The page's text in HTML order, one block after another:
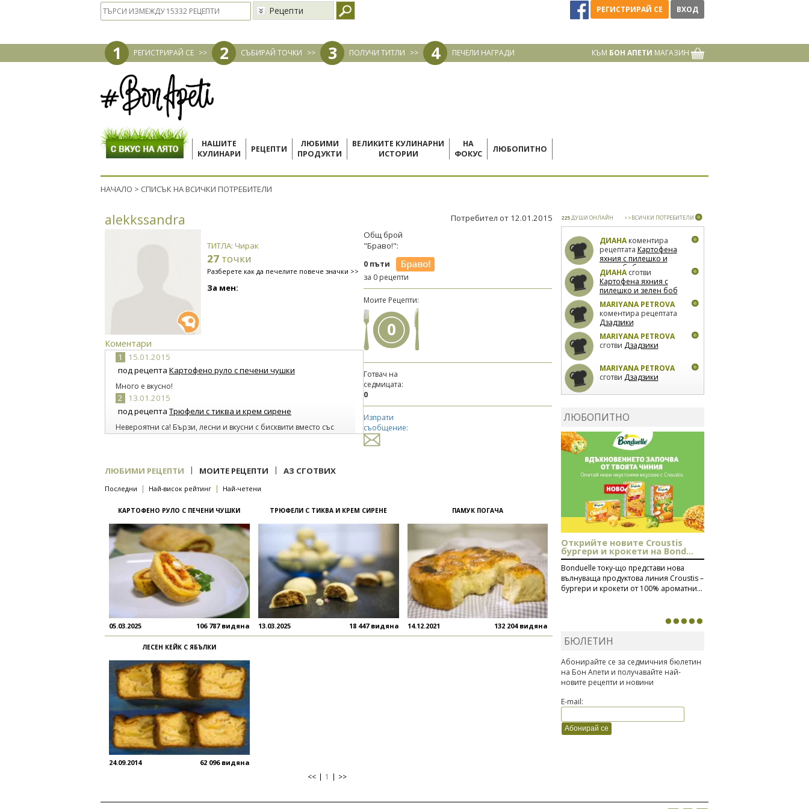
Рецепти РЕГИСТРИРАЙ СЕ ВХОД
1 РЕГИСТРИРАЙ СЕ >> 2 СЪБИРАЙ ТОЧКИ >> 3 ПОЛУЧИ ТИТЛИ >> 4 ПЕЧЕЛИ НАГРАДИ КЪМ БОН АПЕТИ МАГАЗИН
НАШИТЕ
КУЛИНАРИ
РЕЦЕПТИ
ЛЮБИМИ
ПРОДУКТИ
ВЕЛИКИТЕ КУЛИНАРНИ
ИСТОРИИ
НА
ФОКУС
ЛЮБОПИТНО
НАЧАЛО > СПИСЪК НА ВСИЧКИ ПОТРЕБИТЕЛИ
alekkssandra Потребител от 12.01.2015
ТИТЛА: Чирак
27 точки
Разберете как да печелите повече значки >>
За мен:
Коментари
1
15.01.2015
под рецепта Картофено руло с печени чушки
Много е вкусно!
2
13.01.2015
под рецептаТрюфели с тиква и крем сирене
Невероятни са! Бързи, лесни и вкусни с бисквити вместо със
сладки.
Прекрасен е!
Общ брой
"Браво!":
0 пъти
за 0 рецепти
Моите Рецепти:
0
Готвач на
седмицата:
0
Изпрати
съобщение:
ЛЮБИМИ РЕЦЕПТИ | МОИТЕ РЕЦЕПТИ | АЗ СГОТВИХ
Последни | Най-висок рейтинг | Най-четени
КАРТОФЕНО РУЛО С ПЕЧЕНИ ЧУШКИ
05.03.2025 106 787 видяна
ТРЮФЕЛИ С ТИКВА И КРЕМ СИРЕНЕ
13.03.2025 18 447 видяна
ПАМУК ПОГАЧА
14.12.2021 132 204 видяна
ЛЕСЕН КЕЙК С ЯБЪЛКИ
24.09.2014 62 096 видяна
<< 1 >>
225ДУШИ ОНЛАЙН >>ВСИЧКИ ПОТРЕБИТЕЛИ
ДИАНАкоментира
рецептата Картофена
яхния с пилешко и
зелен боб
ДИАНАсготви
Картофена яхния с
пилешко и зелен боб
MARIYANA PETROVA
коментира рецептата
Дзадзики
MARIYANA PETROVA
сготви Дзадзики
MARIYANA PETROVA
сготви Дзадзики
фурна
КАРДАШЕВ
коментира
рецептатаСвински
ребра с печени
картофи
ЛЮБОПИТНО
Открийте новите Croustis
бургери и крокети на Bond...
Bonduelle току-що представи нова
вълнуваща продуктова линия Croustis –
бургери и крокети от 100% ароматни...
БЮЛЕТИН
Абонирайте се за седмичния бюлетин
на Бон Апети и получавайте най-
новите рецепти и новини
E-mail: